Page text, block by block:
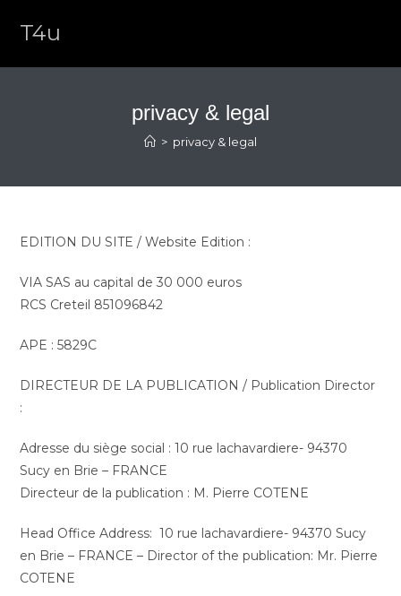
T4u
privacy & legal
> privacy & legal
EDITION DU SITE / Website Edition :
VIA SAS au capital de 30 000 euros
RCS Creteil 851096842
APE : 5829C
DIRECTEUR DE LA PUBLICATION / Publication Director
:
Adresse du siège social : 10 rue lachavardiere- 94370
Sucy en Brie – FRANCE
Directeur de la publication : M. Pierre COTENE
Head Office Address: 10 rue lachavardiere- 94370 Sucy
en Brie – FRANCE – Director of the publication: Mr. Pierre
COTENE